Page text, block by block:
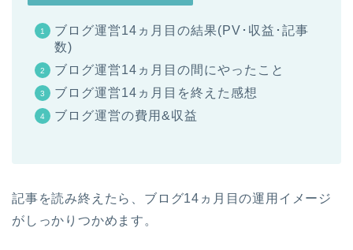
ブログ運営14ヵ月目の結果(PV･収益･記事
数)
ブログ運営14ヵ月目の間にやったこと
ブログ運営14ヵ月目を終えた感想
ブログ運営の費用&収益
記事を読み終えたら、ブログ14ヵ月目の運用イメージ
がしっかりつかめます。